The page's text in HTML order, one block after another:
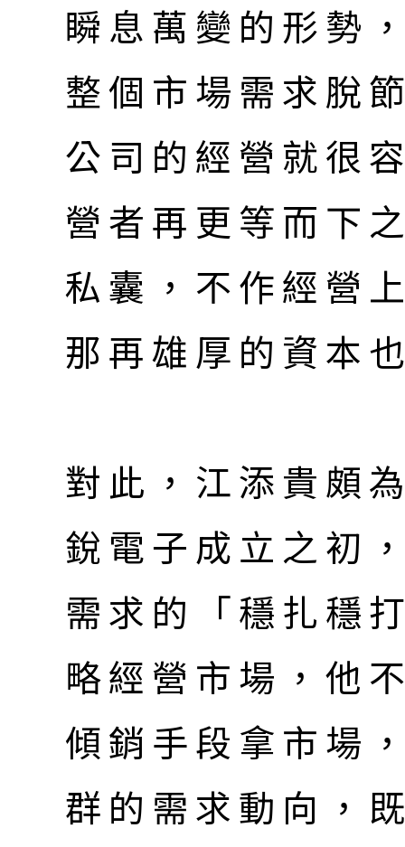
瞬息萬變的形勢
整個市場需求脫
公司的經營就很
營者再更等而下
私囊，不作經營
那再雄厚的資本
對此，江添貴頗
銳電子成立之初
需求的「穩扎穩
略經營市場，他
傾銷手段拿市場
群的需求動向，